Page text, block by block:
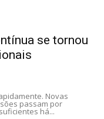
se tornou
Novas
passam por
há...